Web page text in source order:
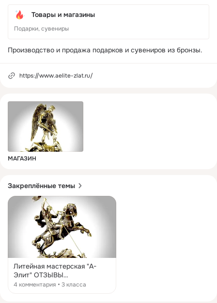
МАГАЗИН
Закреплённые темы
Литейная мастерская "А-
Элит" ОТЗЫВЫ
https://www.aelite-zlat.ru/
4 комментария 3 класса
Товары и магазины
Подарки, сувениры
Производство и продажа подарков и сувениров из бронзы.
https://www.aelite-zlat.ru/